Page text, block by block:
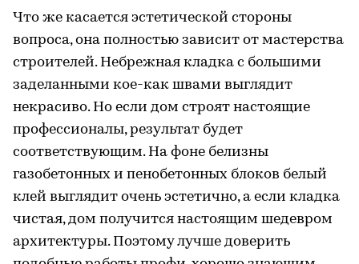
Что же касается эстетической стороны
вопроса, она полностью зависит от мастерства
строителей. Небрежная кладка с большими
заделанными кое-как швами выглядит
некрасиво. Но если дом строят настоящие
профессионалы, результат будет
соответствующим. На фоне белизны
газобетонных и пенобетонных блоков белый
клей выглядит очень эстетично, а если кладка
чистая, дом получится настоящим шедевром
архитектуры. Поэтому лучше доверить